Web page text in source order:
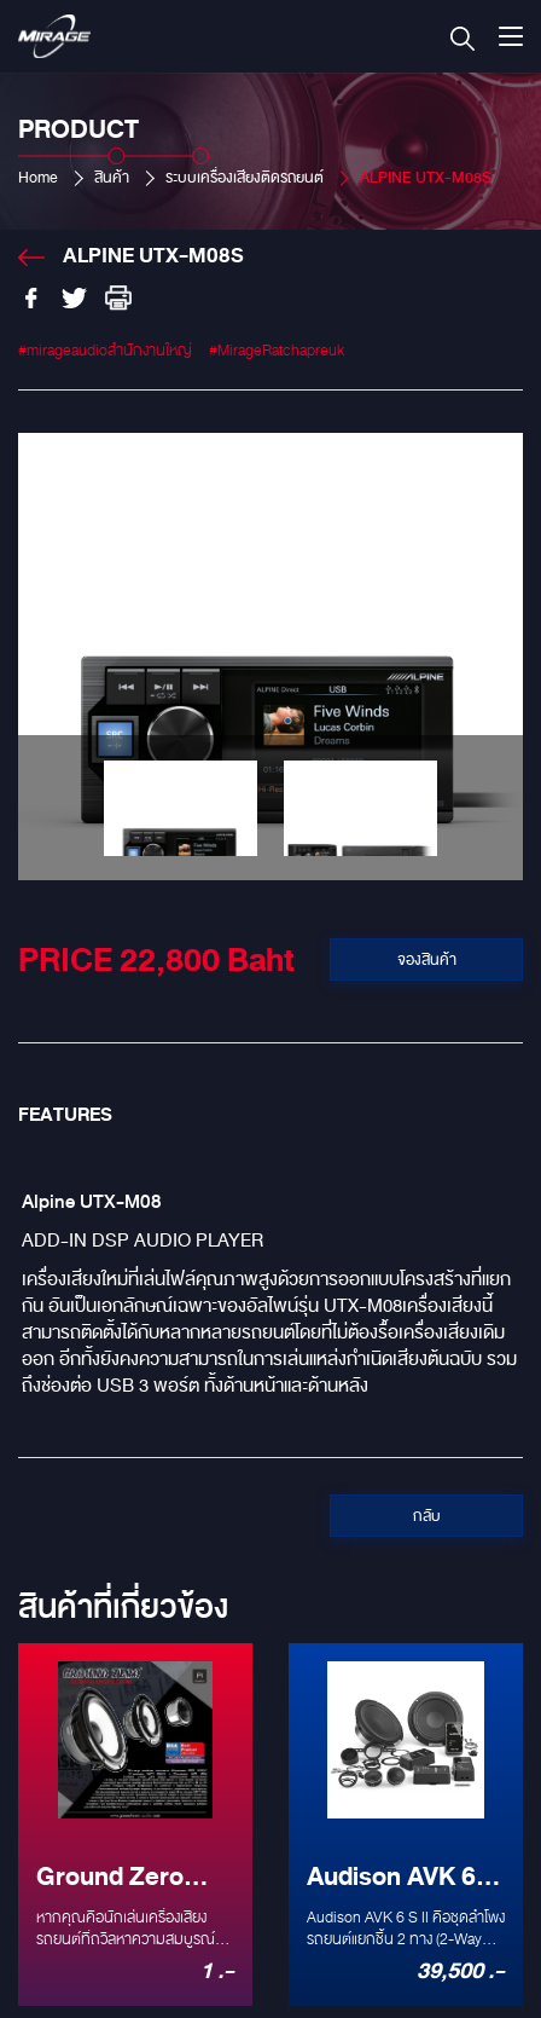
PRODUCT
Home สินค้า ระบบเครื่องเสียงติดรถยนต์ ALPINE UTX-M08S
ALPINE UTX-M08S
#mirageaudioสำนักงานใหญ่ #MirageRatchapreuk
PRICE 22,800Baht จองสินค้า
FEATURES
Alpine UTX-M08
ADD-IN DSP AUDIO PLAYER
เครื่องเสียงใหม่ที่เล่นไฟล์คุณภาพสูงด้วยการออกแบบโครงสร้างที่แยก
กัน อันเป็นเอกลักษณ์เฉพาะของอัลไพน์รุ่น UTX-M08เครื่องเสียงนี้
สามารถติดตั้งได้กับหลากหลายรถยนต์โดยที่ไม่ต้องรื้อเครื่องเสียงเดิม
ออก อีกทั้งยังคงความสามารถในการเล่นแหล่งกำเนิดเสียงต้นฉบับ รวม
ถึงช่องต่อ USB 3 พอร์ต ทั้งด้านหน้าและด้านหลัง
กลับ
สินค้าที่เกี่ยวข้อง
Ground Zero
Plutonium 3-
Ways Series:
ที่สุดแห่งลำโพง 3
หากคุณคือนักเล่นเครื่องเสียง
รถยนต์ที่ถวิลหาความสมบูรณ์
แบบของเสียงดนตรี (Audiophile)
ชื่อของ Ground Zero แบรนด์ดัง
จากเยอรมนี (German
1 .-
Audison AVK 6 S
II: ชุดลำโพงแยก
ชิ้น 2 ทาง ระดับ
Hi-Res Audio
Audison AVK 6 S II คือชุดลำโพง
รถยนต์แยกชิ้น 2 ทาง (2-Way
Component) ที่ได้รับการรับรอง
Hi-Res Audio โดดเด่นด้วยทวีต
เตอร์ Tetolon ที่ตอบสนอง
39,500 .-